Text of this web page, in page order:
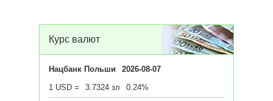
Курс валют
Нацбанк Польши
2026-08-07
1 USD =
3.7324 зл 0.24%